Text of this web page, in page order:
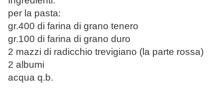
per la pasta:
gr.400 di farina di grano tenero
gr.100 di farina di grano duro
2 mazzi di radicchio trevigiano (la parte rossa)
2 albumi
acqua q.b.